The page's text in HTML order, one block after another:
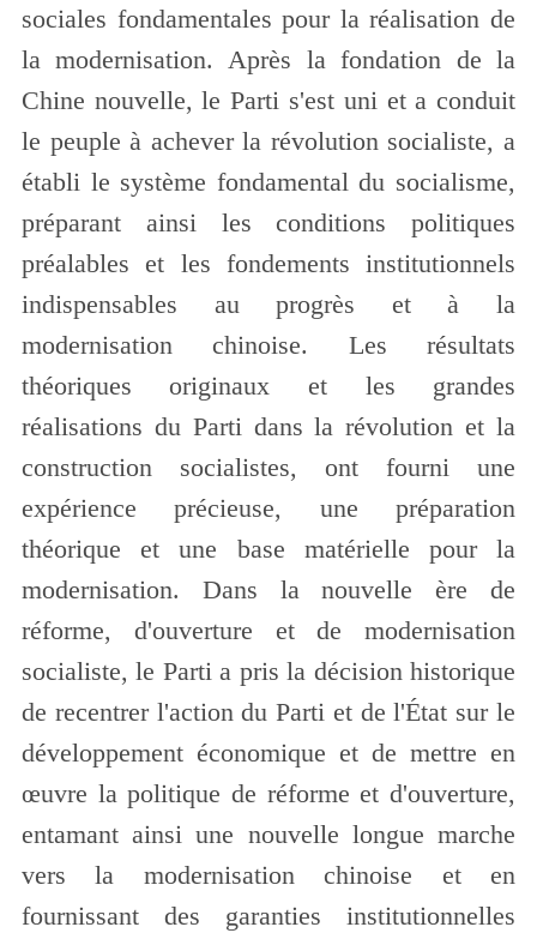
sociales fondamentales pour la réalisation de
la modernisation. Après la fondation de la
Chine nouvelle, le Parti s'est uni et a conduit
le peuple à achever la révolution socialiste, a
établi le système fondamental du socialisme,
préparant ainsi les conditions politiques
préalables et les fondements institutionnels
indispensables au progrès et à la
modernisation chinoise. Les résultats
théoriques originaux et les grandes
réalisations du Parti dans la révolution et la
construction socialistes, ont fourni une
expérience précieuse, une préparation
théorique et une base matérielle pour la
modernisation. Dans la nouvelle ère de
réforme, d'ouverture et de modernisation
socialiste, le Parti a pris la décision historique
de recentrer l'action du Parti et de l'État sur le
développement économique et de mettre en
œuvre la politique de réforme et d'ouverture,
entamant ainsi une nouvelle longue marche
vers la modernisation chinoise et en
fournissant des garanties institutionnelles